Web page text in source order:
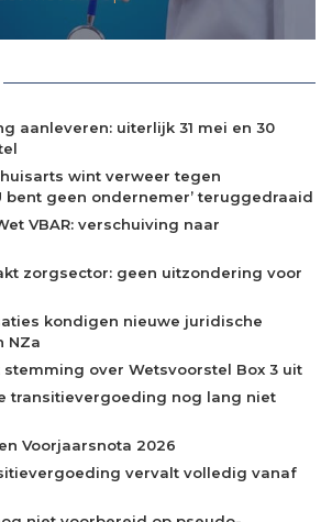
aanleveren: uiterlijk 31 mei en 30
wint verweer tegen
bent geen ondernemer’ teruggedraaid
VBAR: verschuiving naar
zorgsector: geen uitzondering voor
kondigen nieuwe juridische
NZa
stemming over Wetsvoorstel Box 3 uit
transitievergoeding nog lang niet
Voorjaarsnota 2026
vervalt volledig vanaf